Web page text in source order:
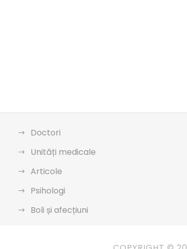
Doctori
Unități medicale
Articole
Psihologi
Boli și afecțiuni